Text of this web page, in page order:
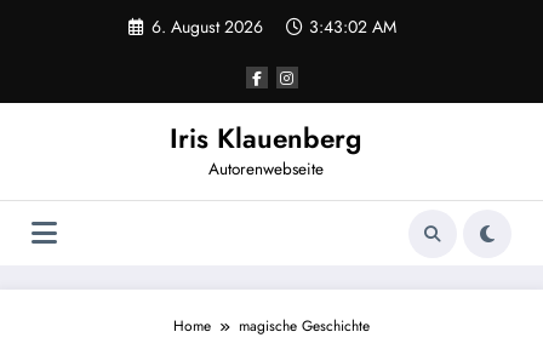
6. August 2026 3:43:02 AM
Iris Klauenberg
Autorenwebseite
Home magische Geschichte